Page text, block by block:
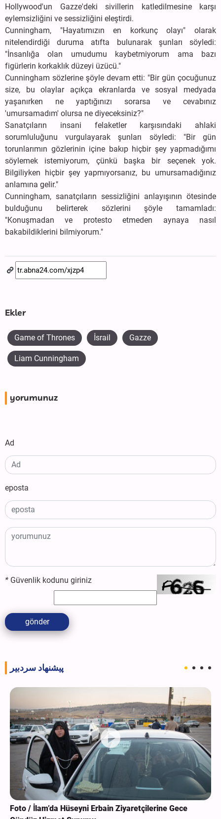
Hollywood'un Gazze'deki sivillerin katledilmesine karşı
eylemsizliğini ve sessizliğini eleştirdi.
Cunningham, "Hayatımızın en korkunç olayı" olarak
nitelendirdiği duruma atıfta bulunarak şunları söyledi:
"İnsanlığa olan umudumu kaybetmiyorum ama bazı
figürlerin korkaklık düzeyi üzücü."
Cunningham sözlerine şöyle devam etti: "Bir gün çocuğunuz
size, bu olaylar açıkça ekranlarda ve sosyal medyada
yaşanırken ne yaptığınızı sorarsa ve cevabınız
'umursamadım' olursa ne diyeceksiniz?"
Sanatçıların insani felaketler karşısındaki ahlaki
sorumluluğunu vurgulayarak şunları söyledi: "Bir gün
torunlarımın gözlerinin içine bakıp hiçbir şey yapmadığımı
söylemek istemiyorum, çünkü başka bir seçenek yok.
Bilgiliyken hiçbir şey yapmıyorsanız, bu umursamadığınız
anlamına gelir."
Cunningham, sanatçıların sessizliğini anlayışının ötesinde
bulduğunu belirterek sözlerini şöyle tamamladı:
"Konuşmadan ve protesto etmeden aynaya nasıl
bakabildiklerini bilmiyorum."
Ekler
Game of Thrones İsrail Gazze
Liam Cunningham
yorumunuz
Ad
eposta
* Güvenlik kodunu giriniz
gönder
پیشنهاد سردبیر
Foto / İlam’da Hüseyni Erbain Ziyaretçilerine Gece